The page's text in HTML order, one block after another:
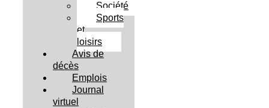
Société
Sports
et
loisirs
Avis de
décès
Emplois
Journal
virtuel